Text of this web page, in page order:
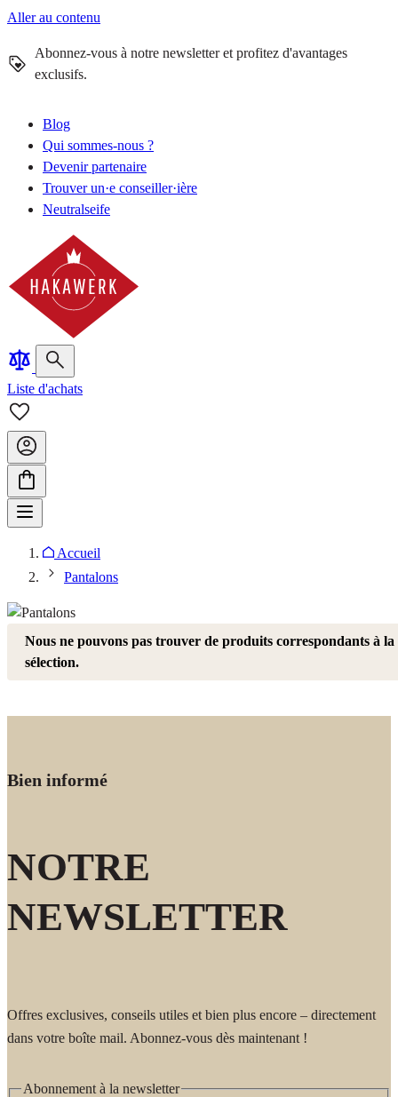
Aller au contenu
Abonnez-vous à notre newsletter et profitez d'avantages
exclusifs.
Blog
Qui sommes-nous ?
Devenir partenaire
Trouver un·e conseiller·ière
Neutralseife
Liste d'achats
Accueil
Pantalons
Nous ne pouvons pas trouver de produits correspondants à la
sélection.
Bien informé
NOTRE
NEWSLETTER
Offres exclusives, conseils utiles et bien plus encore – directement
dans votre boîte mail. Abonnez-vous dès maintenant !
Abonnement à la newsletter